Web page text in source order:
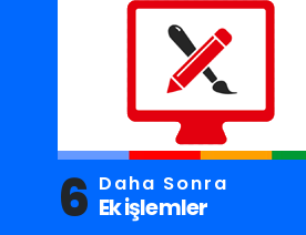
6 Daha Sonra
Ek işlemler